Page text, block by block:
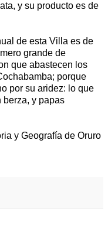
y su producto es de
de esta Villa es de
grande de
que abastecen los
porque
por su aridez: lo que
berza, y papas
y Geografía de Oruro